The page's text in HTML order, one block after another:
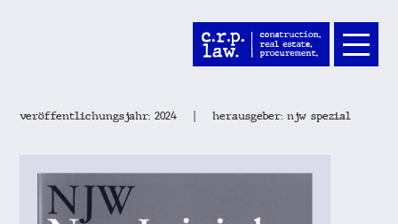
veröffentlichungsjahr: 2024 herausgeber: njw spezial